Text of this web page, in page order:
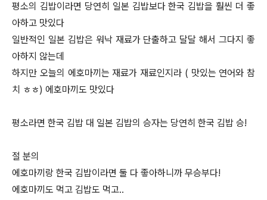
평소의 김밥이라면 당연히 일본 김밥보다 한국 김밥을 훨씬 더 좋
아하고 맛있다
일반적인 일본 김밥은 워낙 재료가 단출하고 달달 해서 그다지 좋
아하지 않는데
하지만 오늘의 에호마끼는 재료가 재료인지라 ( 맛있는 연어와 참
치 ㅎㅎ) 에호마끼도 맛있다
평소라면 한국 김밥 대 일본 김밥의 승자는 당연히 한국 김밥 승!
절 분의
에호마끼랑 한국 김밥이라면 둘 다 좋아하니까 무승부다!
에호마끼도 먹고 김밥도 먹고..